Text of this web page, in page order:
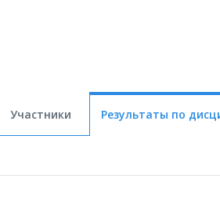
Участники Результаты по